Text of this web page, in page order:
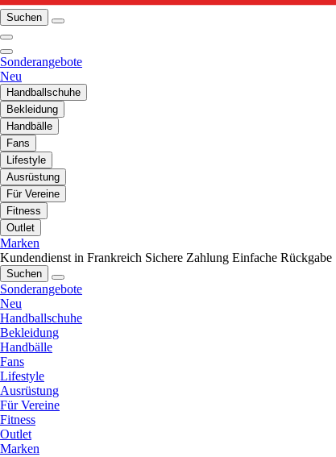
Suchen
Sonderangebote
Neu
Handballschuhe
Bekleidung
Handbälle
Fans
Lifestyle
Ausrüstung
Für Vereine
Fitness
Outlet
Marken
Kundendienst in Frankreich Sichere Zahlung Einfache Rückgabe
Suchen
Sonderangebote
Neu
Handballschuhe
Bekleidung
Handbälle
Fans
Lifestyle
Ausrüstung
Für Vereine
Fitness
Outlet
Marken